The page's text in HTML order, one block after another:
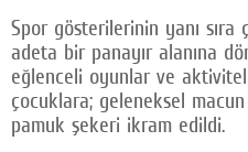
Spor gösterilerinin yanı sıra
adeta bir panayır alanına
eğlenceli oyunlar ve
çocuklara; geleneksel macun
pamuk şekeri ikram edildi.